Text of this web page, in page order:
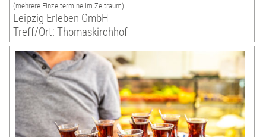
(mehrere Einzeltermine im Zeitraum)
Leipzig Erleben GmbH
Treff/Ort: Thomaskirchhof